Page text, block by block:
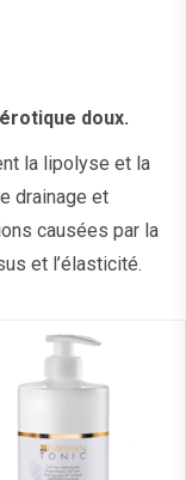
doux.
la lipolyse et la
drainage et
causées par la
et l’élasticité.